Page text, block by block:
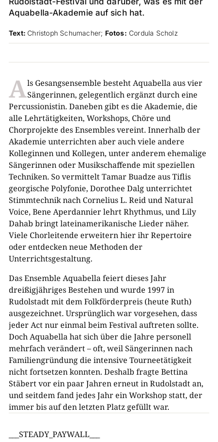
Aquabella-Akademie auf sich hat.
Text: Christoph Schumacher; Fotos: Cordula Scholz
Als Gesangsensemble besteht Aquabella aus vier
Sängerinnen, gelegentlich ergänzt durch eine
Percussionistin. Daneben gibt es die Akademie, die
alle Lehrtätigkeiten, Workshops, Chöre und
Chorprojekte des Ensembles vereint. Innerhalb der
Akademie unterrichten aber auch viele andere
Kolleginnen und Kollegen, unter anderem ehemalige
Sängerinnen oder Musikschaffende mit speziellen
Techniken. So vermittelt Tamar Buadze aus Tiflis
georgische Polyfonie, Dorothee Dalg unterrichtet
Stimmtechnik nach Cornelius L. Reid und Natural
Voice, Bene Aperdannier lehrt Rhythmus, und Lily
Dahab bringt lateinamerikanische Lieder näher.
Viele Chorleitende erweitern hier ihr Repertoire
oder entdecken neue Methoden der
Unterrichtsgestaltung.
Das Ensemble Aquabella feiert dieses Jahr
dreißigjähriges Bestehen und wurde 1997 in
Rudolstadt mit dem Folkförderpreis (heute Ruth)
ausgezeichnet. Ursprünglich war vorgesehen, dass
jeder Act nur einmal beim Festival auftreten sollte.
Doch Aquabella hat sich über die Jahre personell
mehrfach verändert – oft, weil Sängerinnen nach
Familiengründung die intensive Tourneetätigkeit
nicht fortsetzen konnten. Deshalb fragte Bettina
Stäbert vor ein paar Jahren erneut in Rudolstadt an,
und seitdem fand jedes Jahr ein Workshop statt, der
immer bis auf den letzten Platz gefüllt war.
___STEADY_PAYWALL___